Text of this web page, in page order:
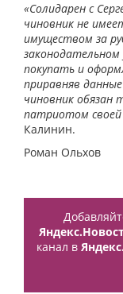
«Солидарен с
чиновник не
имуществом за
покупать и
приравняв
чиновник обязан
патриотом
Калинин.
Роман Ольхов
канал в